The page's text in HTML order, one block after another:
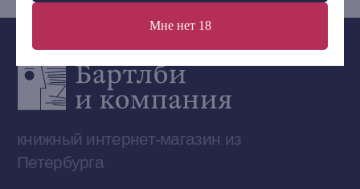
Мне нет 18
Сообщество ВКонтакте
Наши книги на «Авито»